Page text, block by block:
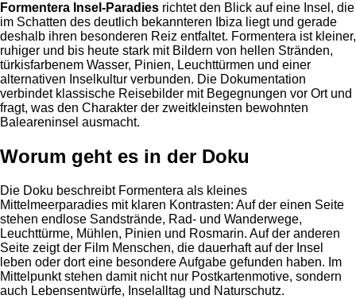
Formentera Insel-Paradies richtet den Blick auf eine Insel, die
im Schatten des deutlich bekannteren Ibiza liegt und gerade
deshalb ihren besonderen Reiz entfaltet. Formentera ist kleiner,
ruhiger und bis heute stark mit Bildern von hellen Stränden,
türkisfarbenem Wasser, Pinien, Leuchttürmen und einer
alternativen Inselkultur verbunden. Die Dokumentation
verbindet klassische Reisebilder mit Begegnungen vor Ort und
fragt, was den Charakter der zweitkleinsten bewohnten
Baleareninsel ausmacht.
Worum geht es in der Doku
Die Doku beschreibt Formentera als kleines
Mittelmeerparadies mit klaren Kontrasten: Auf der einen Seite
stehen endlose Sandstrände, Rad- und Wanderwege,
Leuchttürme, Mühlen, Pinien und Rosmarin. Auf der anderen
Seite zeigt der Film Menschen, die dauerhaft auf der Insel
leben oder dort eine besondere Aufgabe gefunden haben. Im
Mittelpunkt stehen damit nicht nur Postkartenmotive, sondern
auch Lebensentwürfe, Inselalltag und Naturschutz.